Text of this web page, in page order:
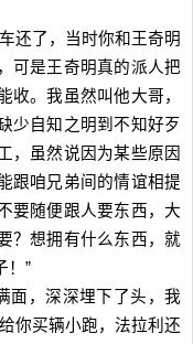
还了，当时你和王奇明
可是王奇明真的派人把
收。我虽然叫他大哥，
少自知之明到不知好歹
，虽然说因为某些原因
跟咱兄弟间的情谊相提
要随便跟人要东西，大
？想拥有什么东西，就
！”
面，深深埋下了头，我
你买辆小跑，法拉利还